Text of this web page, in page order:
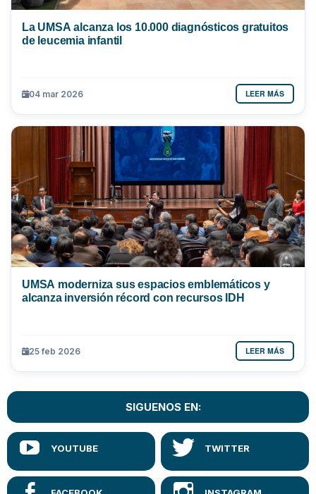
La UMSA alcanza los 10.000 diagnósticos gratuitos
de leucemia infantil
04 mar 2026 LEER MÁS
UMSA moderniza sus espacios emblemáticos y
alcanza inversión récord con recursos IDH
25 feb 2026 LEER MÁS
SIGUENOS EN: